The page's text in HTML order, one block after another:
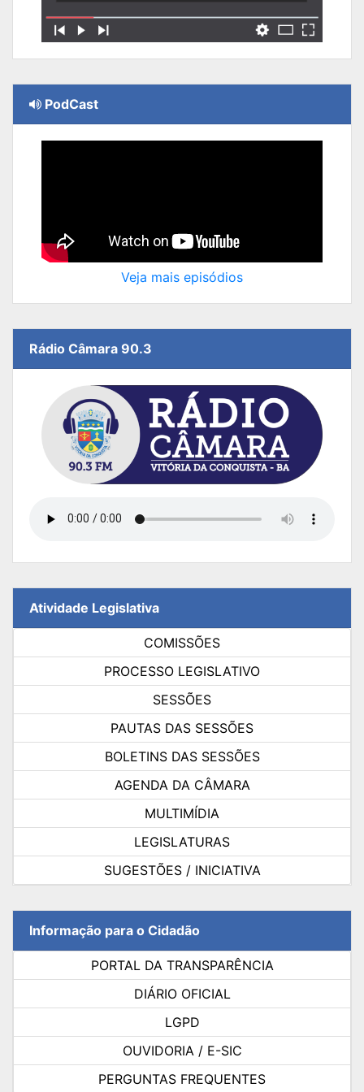
PodCast
Veja mais episódios
Rádio Câmara 90.3
Atividade Legislativa
COMISSÕES
PROCESSO LEGISLATIVO
SESSÕES
PAUTAS DAS SESSÕES
BOLETINS DAS SESSÕES
AGENDA DA CÂMARA
MULTIMÍDIA
LEGISLATURAS
SUGESTÕES / INICIATIVA
Informação para o Cidadão
PORTAL DA TRANSPARÊNCIA
DIÁRIO OFICIAL
LGPD
OUVIDORIA / E-SIC
PERGUNTAS FREQUENTES